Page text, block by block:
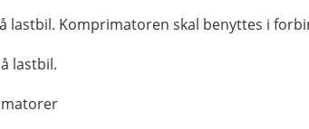
lastbil. Komprimatoren skal benyttes i
lastbil.